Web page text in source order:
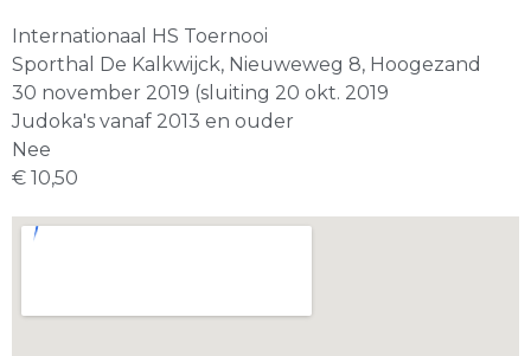
Internationaal HS Toernooi
Sporthal De Kalkwijck, Nieuweweg 8, Hoogezand
30 november 2019 (sluiting 20 okt. 2019
Judoka's vanaf 2013 en ouder
Nee
€ 10,50